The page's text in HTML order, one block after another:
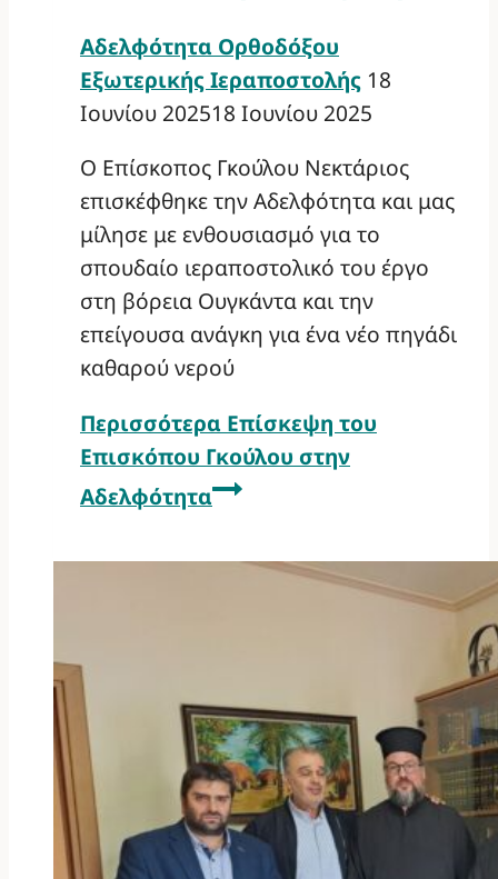
Αδελφότητα Ορθοδόξου
Εξωτερικής Ιεραποστολής 18
Ιουνίου 202518 Ιουνίου 2025
Ο Επίσκοπος Γκούλου Νεκτάριος
επισκέφθηκε την Αδελφότητα και μας
μίλησε με ενθουσιασμό για το
σπουδαίο ιεραποστολικό του έργο
στη βόρεια Ουγκάντα και την
επείγουσα ανάγκη για ένα νέο πηγάδι
καθαρού νερού
Περισσότερα Επίσκεψη του
Επισκόπου Γκούλου στην
Αδελφότητα